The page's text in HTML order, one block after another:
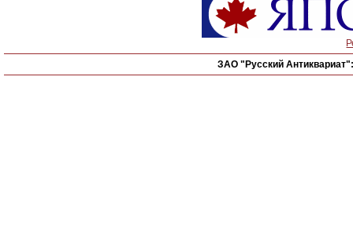
ЗАО "Русский Антиквариат":